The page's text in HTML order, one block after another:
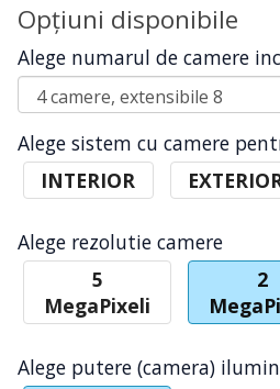
Opţiuni disponibile
Alege numarul de camere
Alege sistem cu camere
INTERIOR
Alege rezolutie camere
5
MegaPixeli
2
Alege putere (camera)